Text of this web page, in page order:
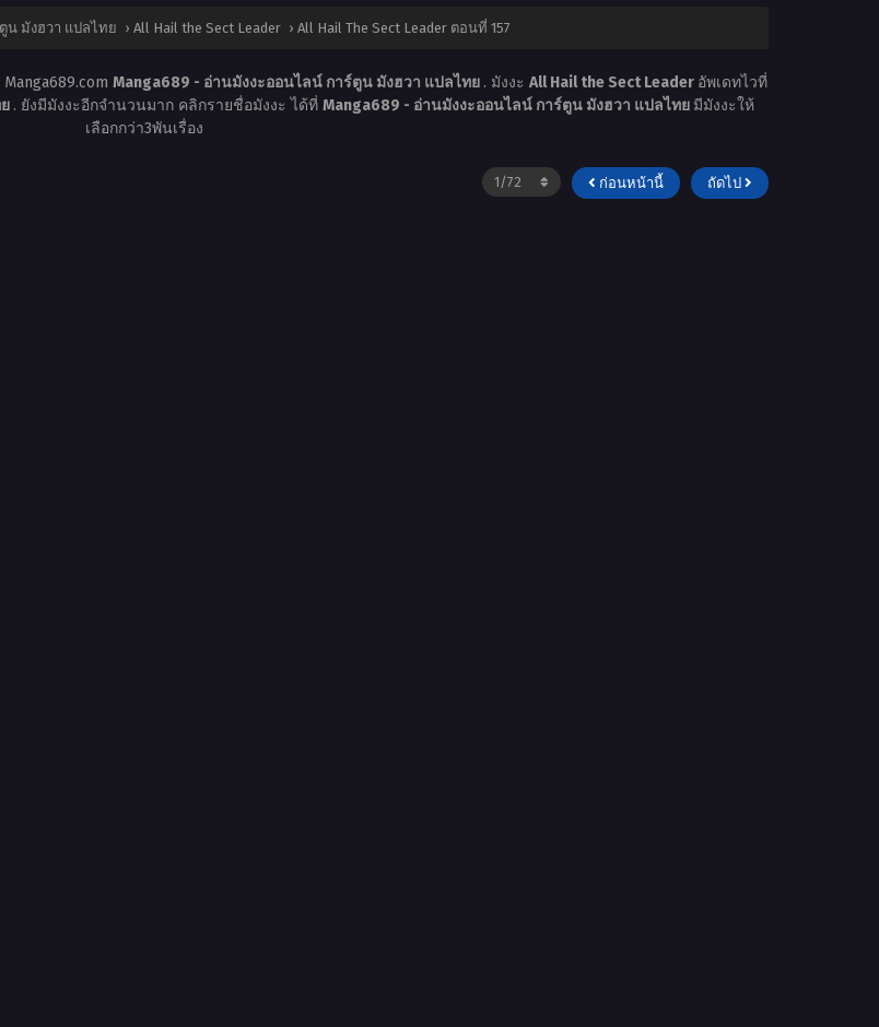
น มังฮวา แปลไทย › All Hail the Sect Leader › All Hail The Sect Leader ตอนที่ 157
Manga689 - อ่านมังงะออนไลน์ การ์ตูน มังฮวา แปลไทย . มังงะ All Hail the Sect Leader อัพเดทไวที่
. ยังมีมังงะอีกจำนวนมาก คลิกรายชื่อมังงะ ได้ที่ Manga689 - อ่านมังงะออนไลน์ การ์ตูน มังฮวา แปลไทย มีมังงะให้
เลือกกว่า3พันเรื่อง
ก่อนหน้านี้ ถัดไป